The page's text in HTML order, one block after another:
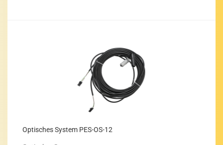
Op­ti­sches Sys­tem PES-​OS-12